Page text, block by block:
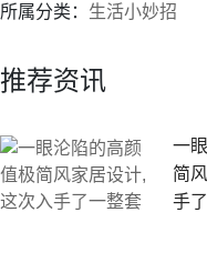
所属分类： 生活小妙招
推荐资讯
一
简
手